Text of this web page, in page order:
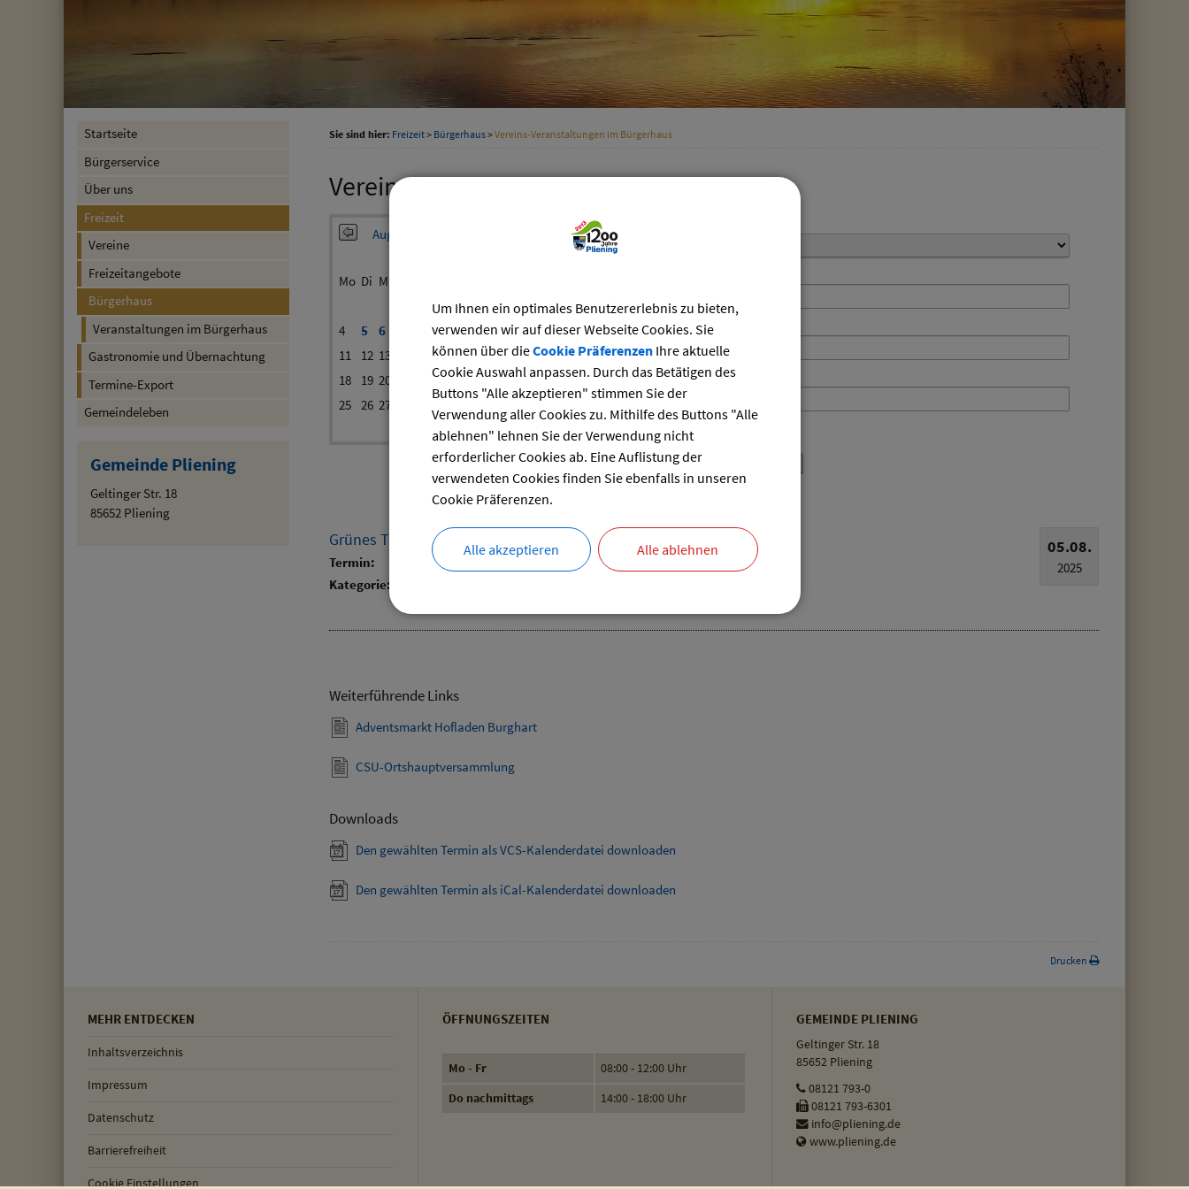
Startseite
Bürgerservice
Über uns
Freizeit
Vereine
Freizeitangebote
Bürgerhaus
Veranstaltungen im Bürgerhaus
Gastronomie und Übernachtung
Termine-Export
Gemeindeleben
Gemeinde Pliening
Geltinger Str. 18
85652 Pliening
Sie sind hier: Freizeit> Bürgerhaus>Vereins-Veranstaltungen im Bürgerhaus
Vereinsveranstaltungen
August 2025
Mo Di Mi
2
3
4
5 6 9
10
11
12 13 16 17
18
19 20 23 24
25 26 27
Datum
bis:
reset
05.08.
2025
Grünes Telefon
Termin: 05.08.2025 von 18:00
bis 19:00 Uhr
Kategorie:
Weiterführende Links
Adventsmarkt Hofladen Burghart
CSU-Ortshauptversammlung
Downloads
Den gewählten Termin als VCS-Kalenderdatei downloaden
Den gewählten Termin als iCal-Kalenderdatei downloaden
Drucken
MEHR ENTDECKEN
Inhaltsverzeichnis
Impressum
Datenschutz
Barrierefreiheit
Cookie Einstellungen
ÖFFNUNGSZEITEN
Mo - Fr
08:00 - 12:00 Uhr
Do nachmittags
14:00 - 18:00 Uhr
GEMEINDE PLIENING
Geltinger Str. 18
85652 Pliening
08121 793-0
08121 793-6301
info@pliening.de
www.pliening.de
Um Ihnen ein optimales Benutzererlebnis zu bieten,
verwenden wir auf dieser Webseite Cookies. Sie
können über dieCookie PräferenzenIhre aktuelle
Cookie Auswahl anpassen. Durch das Betätigen des
Buttons "Alle akzeptieren" stimmen Sie der
Verwendung aller Cookies zu. Mithilfe des Buttons "Alle
ablehnen" lehnen Sie der Verwendung nicht
erforderlicher Cookies ab. Eine Auflistung der
verwendeten Cookies finden Sie ebenfalls in unseren
Cookie Präferenzen.
Alle akzeptieren Alle ablehnen